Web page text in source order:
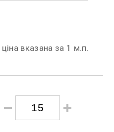
вказана за 1 м.п.